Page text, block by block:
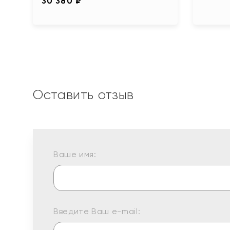
Оставить отзыв
Ваше имя:
Введите Ваш e-mail: